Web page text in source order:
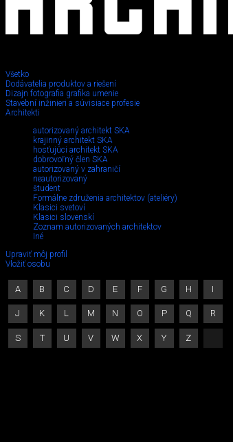
Všetko
Dodávatelia produktov a riešení
Dizajn fotografia grafika umenie
Stavební inžinieri a súvisiace profesie
Architekti
autorizovaný architekt SKA
krajinný architekt SKA
hosťujúci architekt SKA
dobrovoľný člen SKA
autorizovaný v zahraničí
neautorizovaný
študent
Formálne združenia architektov (ateliéry)
Klasici svetoví
Klasici slovenskí
Zoznam autorizovaných architektov
Iné
Upraviť môj profil
Vložiť osobu
A B C D E F G H I
J K L M N O P Q R
S T U V W X Y Z